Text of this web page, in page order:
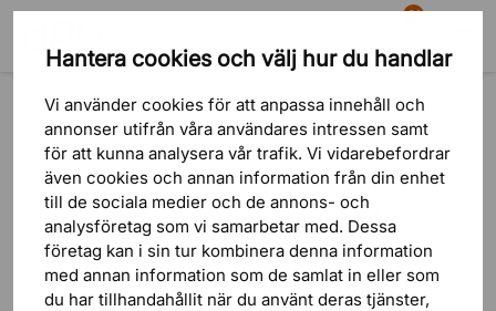
Hantera cookies och välj hur du handlar
Vi använder cookies för att anpassa innehåll och
annonser utifrån våra användares intressen samt
för att kunna analysera vår trafik. Vi vidarebefordrar
även cookies och annan information från din enhet
till de sociala medier och de annons- och
analysföretag som vi samarbetar med. Dessa
företag kan i sin tur kombinera denna information
med annan information som de samlat in eller som
du har tillhandahållit när du använt deras tjänster,
Sök
81
Varukorg Meny